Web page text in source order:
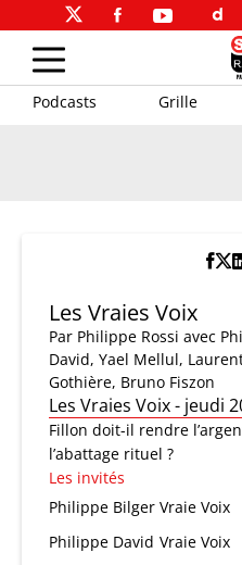
Podcasts Grille
Les Vraies Voix
Par Philippe Rossi avec
David, Yael Mellul,
Gothière, Bruno Fiszon
Les Vraies Voix - jeudi
Fillon doit-il rendre
l’abattage rituel ?
Les invités
Philippe Bilger Vraie Voix
Philippe David Vraie Voix